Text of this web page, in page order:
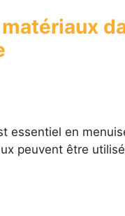
essentiel en
peuvent être